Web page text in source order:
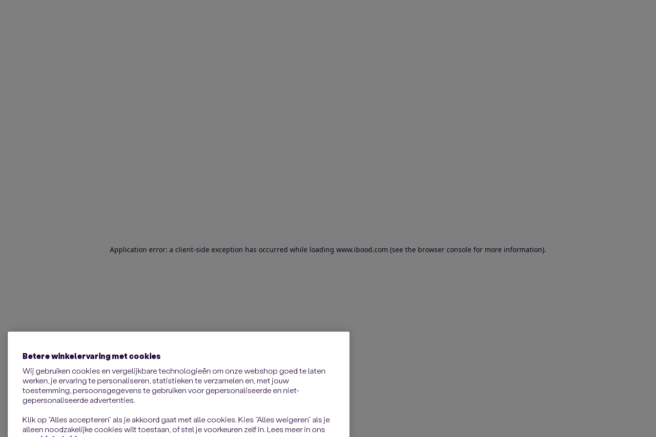
Application error: a client-side exception has occurred while loading www.ibood.com (see the browser console for more information).
Betere winkelervaring met cookies
Wij gebruiken cookies en vergelijkbare technologieën om onze webshop goed te laten
werken, je ervaring te personaliseren, statistieken te verzamelen en, met jouw
toestemming, persoonsgegevens te gebruiken voor gepersonaliseerde en niet-
gepersonaliseerde advertenties.
Klik op “Alles accepteren” als je akkoord gaat met alle cookies. Kies “Alles weigeren” als je
alleen noodzakelijke cookies wilt toestaan, of stel je voorkeuren zelf in. Lees meer in ons